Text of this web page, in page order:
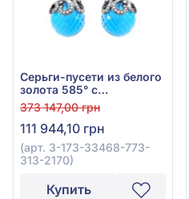
Серьги-пусети из белого
золота 585° с
бриллиантом 0,63ct и
топазом Swiss Blue
35,22ct, арт. 3-173-
33468-773-313-2170
373 147,00 грн
111 944,10 грн
(арт. 3-173-33468-773-
313-2170)
Купить